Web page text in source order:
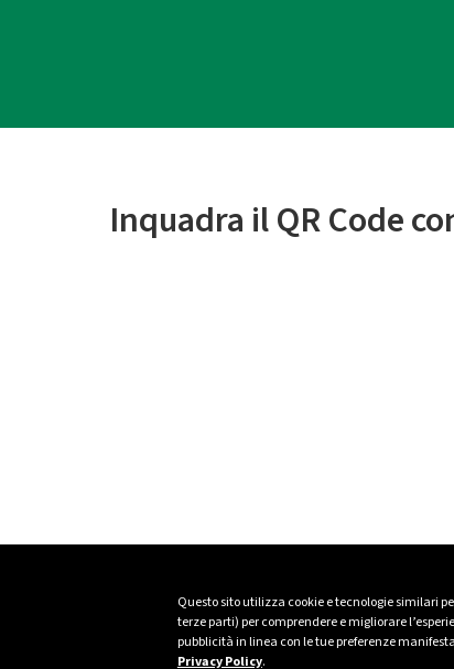
Questo sito utilizza cookie e tecnologie similari
terze parti) per comprendere e migliorare
pubblicità in linea con le tue preferenze
Privacy Policy.
Inquadra il QR Code